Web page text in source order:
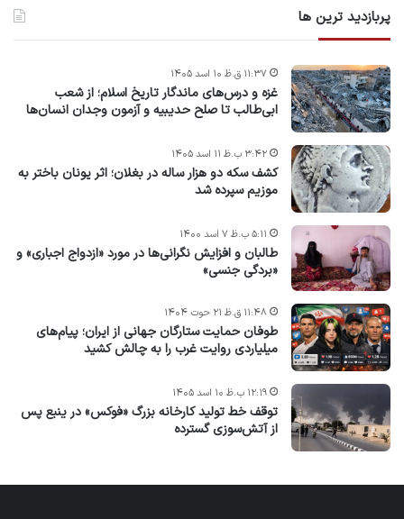
پربازدید ترین ها
غزه و درس‌های ماندگار تاریخ اسلام؛ از شعب
ابی‌طالب تا صلح حدیبیه و آزمون وجدان انسان‌ها
۱۱:۳۷ ق.ظ ۱۰ اسد ۱۴۰۵
کشف سکه دو هزار ساله در بغلان؛ اثر یونان باختر به
موزیم سپرده شد
۳:۴۲ ب.ظ ۱۱ اسد ۱۴۰۵
طالبان و افزایش نگرانی‌ها در مورد «ازدواج اجباری» و
«بردگی جنسی»
۵:۱۱ ب.ظ ۷ اسد ۱۴۰۰
طوفان حمایت ستارگان جهانی از ایران؛ پیام‌های
میلیاردی روایت غرب را به چالش کشید
۱۱:۴۸ ق.ظ ۲۱ حوت ۱۴۰۴
توقف خط تولید کارخانه بزرگ «فوکس» در ینبع پس
از آتش‌سوزی گسترده
۱۲:۱۹ ب.ظ ۱۰ اسد ۱۴۰۵